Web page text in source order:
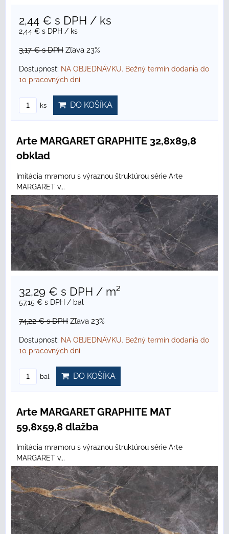
2,44 € s DPH / ks
2,44 € s DPH / ks
3,17 €s DPH Zľava 23%
Dostupnosť: NA OBJEDNÁVKU. Bežný termín dodania do
10 pracovných dní
ks DO KOŠÍKA
Arte MARGARET GRAPHITE 32,8x89,8
obklad
Imitácia mramoru s výraznou štruktúrou série Arte
MARGARET v...
32,29 € s DPH / m²
57,15 € s DPH / bal
74,22 €s DPH Zľava 23%
Dostupnosť: NA OBJEDNÁVKU. Bežný termín dodania do
10 pracovných dní
bal DO KOŠÍKA
Arte MARGARET GRAPHITE MAT
59,8x59,8 dlažba
Imitácia mramoru s výraznou štruktúrou série Arte
MARGARET v...